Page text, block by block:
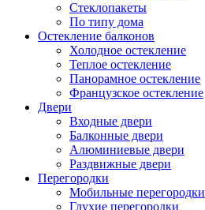
Стеклопакеты
По типу дома
Остекление балконов
Холодное остекление
Теплое остекление
Панорамное остекление
Французское остекление
Двери
Входные двери
Балконные двери
Алюминиевые двери
Раздвижные двери
Перегородки
Мобильные перегородки
Глухие перегородки